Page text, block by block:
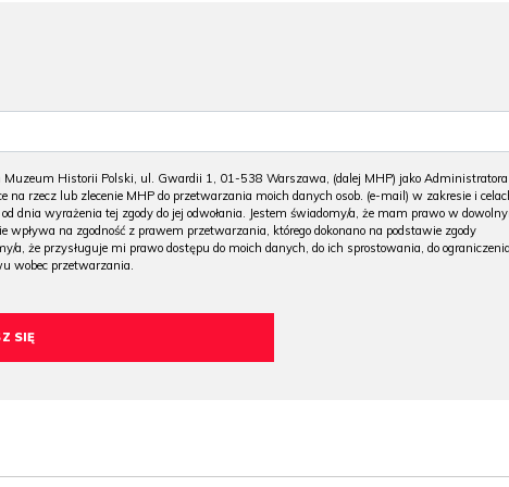
Historii Polski, ul. Gwardii 1, 01-538 Warszawa, (dalej MHP) jako Administratora
na rzecz lub zlecenie MHP do przetwarzania moich danych osob. (e-mail) w zakresie i
dnia wyrażenia tej zgody do jej odwołania. Jestem świadomy/a, że mam prawo w
wpływa na zgodność z prawem przetwarzania, którego dokonano na podstawie zgody
a, że przysługuje mi prawo dostępu do moich danych, do ich sprostowania, do ograniczenia
wobec przetwarzania.